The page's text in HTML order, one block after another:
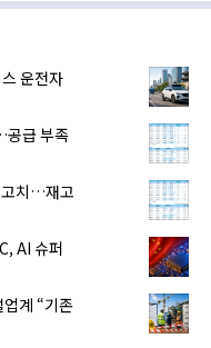
운전자
공급 부족
고치…재고
AI 슈퍼
계 “기존